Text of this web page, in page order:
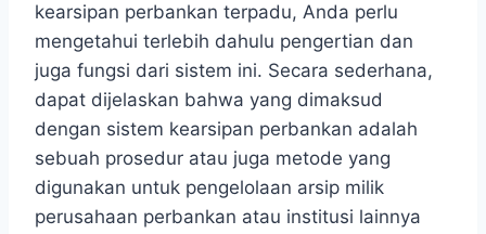
kearsipan perbankan terpadu, Anda perlu
mengetahui terlebih dahulu pengertian dan
juga fungsi dari sistem ini. Secara sederhana,
dapat dijelaskan bahwa yang dimaksud
dengan sistem kearsipan perbankan adalah
sebuah prosedur atau juga metode yang
digunakan untuk pengelolaan arsip milik
perusahaan perbankan atau institusi lainnya